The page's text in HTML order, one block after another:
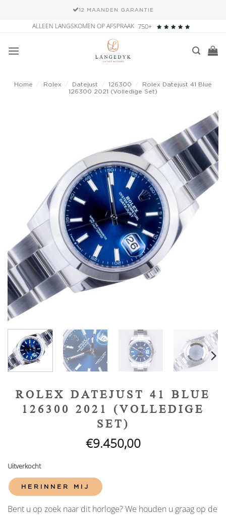
12 MAANDEN GARANTIE
inhoud
ALLEEN LANGSKOMEN OP AFSPRAAK 750+
Home Rolex Datejust 126300
Rolex Datejust 41 Blue
126300 2021 (Volledige Set)
Add to
wishlist
ROLEX DATEJUST 41 BLUE
126300 2021 (VOLLEDIGE
SET)
€9.450,00
Uitverkocht
HERINNER MIJ
Bent u op zoek naar dit horloge? We houden u graag op de